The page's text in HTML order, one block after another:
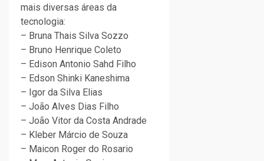
mais diversas áreas da
tecnologia:
– Bruna Thais Silva Sozzo
– Bruno Henrique Coleto
– Edison Antonio Sahd Filho
– Edson Shinki Kaneshima
– Igor da Silva Elias
– João Alves Dias Filho
– João Vitor da Costa Andrade
– Kleber Márcio de Souza
– Maicon Roger do Rosario